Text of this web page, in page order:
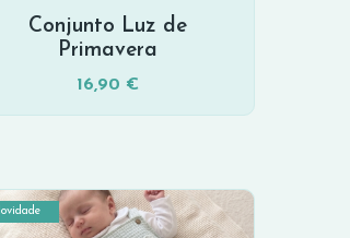
Conjunto Luz de
Primavera
16,90 €